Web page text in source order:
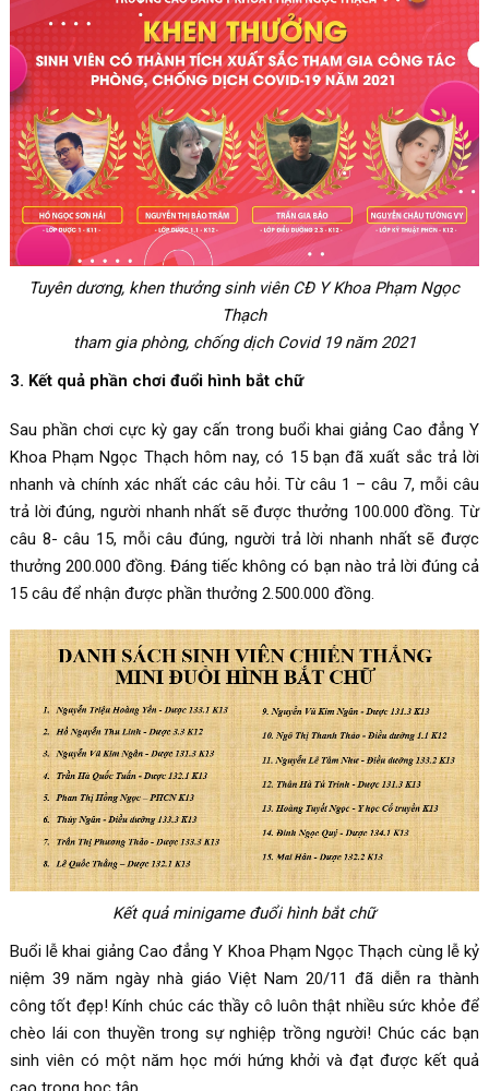
Tuyên dương, khen thưởng sinh viên CĐ Y Khoa Phạm Ngọc
Thạch
tham gia phòng, chống dịch Covid 19 năm 2021
3. Kết quả phần chơi đuổi hình bắt chữ
Sau phần chơi cực kỳ gay cấn trong buổi khai giảng Cao đẳng Y
Khoa Phạm Ngọc Thạch hôm nay, có 15 bạn đã xuất sắc trả lời
nhanh và chính xác nhất các câu hỏi. Từ câu 1 – câu 7, mỗi câu
trả lời đúng, người nhanh nhất sẽ được thưởng 100.000 đồng. Từ
câu 8- câu 15, mỗi câu đúng, người trả lời nhanh nhất sẽ được
thưởng 200.000 đồng. Đáng tiếc không có bạn nào trả lời đúng cả
15 câu để nhận được phần thưởng 2.500.000 đồng.
Kết quả minigame đuổi hình bắt chữ
Buổi lễ khai giảng Cao đẳng Y Khoa Phạm Ngọc Thạch cùng lễ kỷ
niệm 39 năm ngày nhà giáo Việt Nam 20/11 đã diễn ra thành
công tốt đẹp! Kính chúc các thầy cô luôn thật nhiều sức khỏe để
chèo lái con thuyền trong sự nghiệp trồng người! Chúc các bạn
sinh viên có một năm học mới hứng khởi và đạt được kết quả